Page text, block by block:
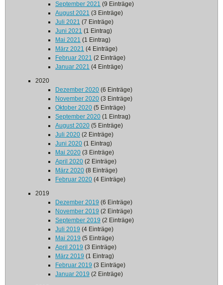
September 2021 (9 Einträge)
August 2021 (3 Einträge)
Juli 2021 (7 Einträge)
Juni 2021 (1 Eintrag)
Mai 2021 (1 Eintrag)
März 2021 (4 Einträge)
Februar 2021 (2 Einträge)
Januar 2021 (4 Einträge)
2020
Dezember 2020 (6 Einträge)
November 2020 (3 Einträge)
Oktober 2020 (5 Einträge)
September 2020 (1 Eintrag)
August 2020 (5 Einträge)
Juli 2020 (2 Einträge)
Juni 2020 (1 Eintrag)
Mai 2020 (3 Einträge)
April 2020 (2 Einträge)
März 2020 (8 Einträge)
Februar 2020 (4 Einträge)
2019
Dezember 2019 (6 Einträge)
November 2019 (2 Einträge)
September 2019 (2 Einträge)
Juli 2019 (4 Einträge)
Mai 2019 (5 Einträge)
April 2019 (3 Einträge)
März 2019 (1 Eintrag)
Februar 2019 (3 Einträge)
Januar 2019 (2 Einträge)